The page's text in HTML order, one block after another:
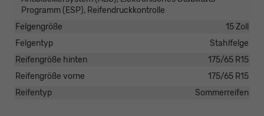
Programm (ESP), Reifendruckkontrolle
Felgengröße
15 Zoll
Felgentyp
Stahlfelge
Reifengröße hinten
175/65 R15
Reifengröße vorne
175/65 R15
Reifentyp
Sommerreifen